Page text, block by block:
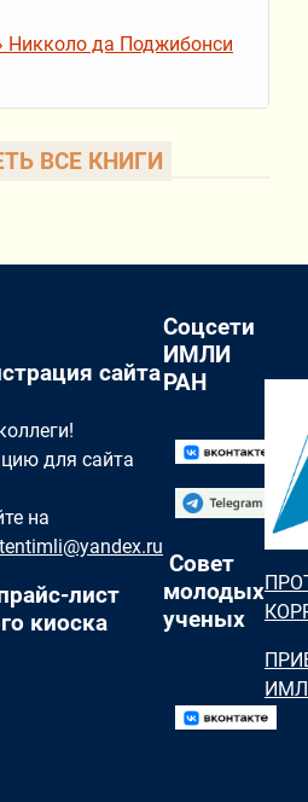
Никколо да Поджибонси
ВСЕ КНИГИ
сайта
для сайта
на
лист
киоска
Соцсети
ИМЛИ
РАН
Совет
молодых
ученых